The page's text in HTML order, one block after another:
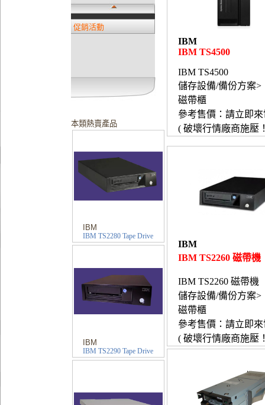
促銷活動
本類熱賣產品
IBM
IBM TS2280 Tape Drive
IBM
IBM TS2290 Tape Drive
IBM
IBM TS4500
IBM TS4500
儲存設備/備份方案>
磁帶櫃
參考售價：請立即
( 破壞行情廠商施壓
IBM
IBM TS2260 磁帶機
IBM TS2260 磁帶機
儲存設備/備份方案>
磁帶櫃
參考售價：請立即
( 破壞行情廠商施壓